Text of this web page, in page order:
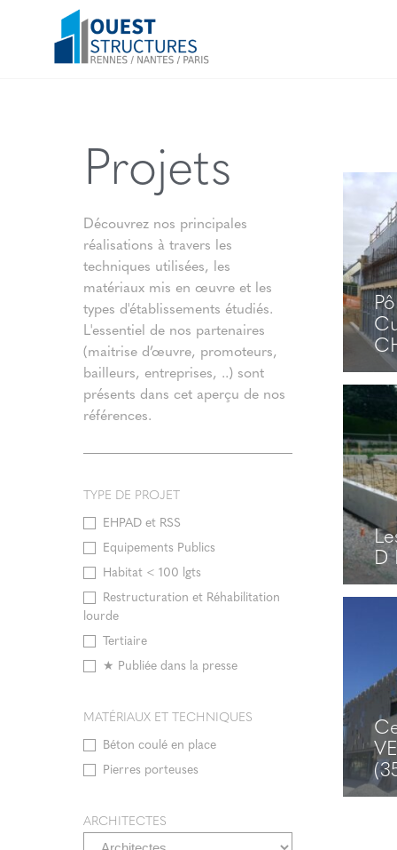
Projets
Découvrez nos principales
réalisations à travers les
techniques utilisées, les
matériaux mis en œuvre et les
types d'établissements étudiés.
L'essentiel de nos partenaires
(maitrise d’œuvre, promoteurs,
bailleurs, entreprises, ..) sont
présents dans cet aperçu de nos
références.
TYPE DE PROJET
EHPAD et RSS
Equipements Publics
Habitat < 100 lgts
Restructuration et Réhabilitation
lourde
Tertiaire
⁣⁣★ Publiée dans la presse
MATÉRIAUX ET TECHNIQUES
Béton coulé en place
Pierres porteuses
ARCHITECTES
D